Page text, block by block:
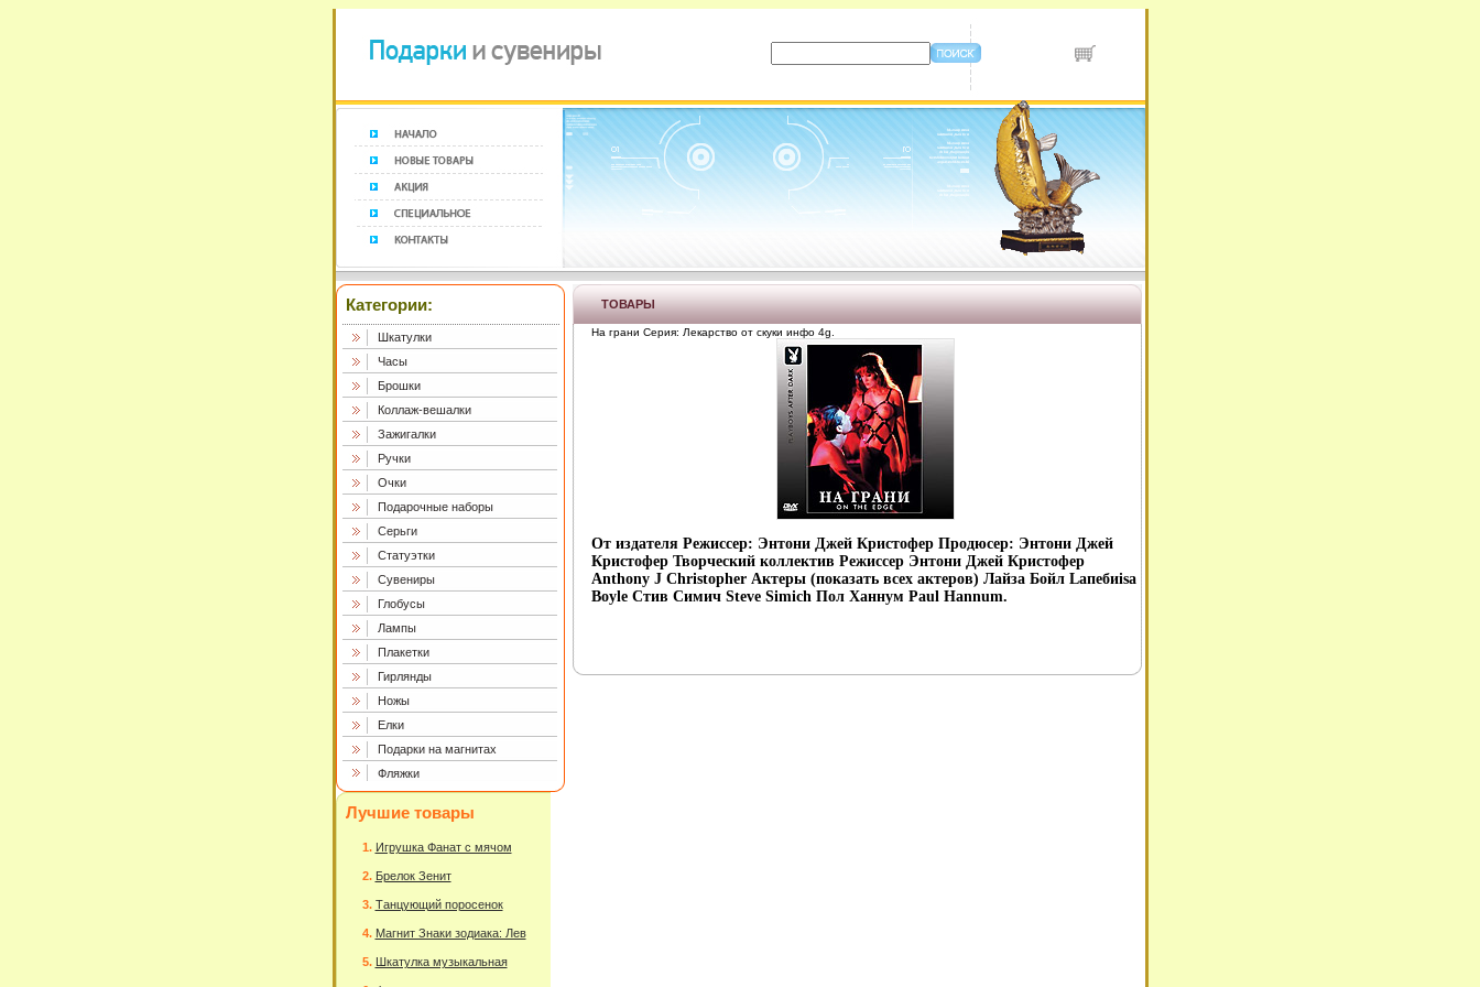
Категории:
Шкатулки
Часы
Брошки
Коллаж-вешалки
Зажигалки
Ручки
Очки
Подарочные наборы
Серьги
Статуэтки
Сувениры
Глобусы
Лампы
Плакетки
Гирлянды
Ножы
Елки
Подарки на магнитах
Фляжки
Лучшие товары
Игрушка Фанат с мячом
Брелок Зенит
Танцующий поросенок
Магнит Знаки зодиака: Лев
Шкатулка музыкальная
ТОВАРЫ
На грани Серия: Лекарство от скуки инфо 4g.
От издателя Режиссер: Энтони Джей Кристофер Продюсер: Энтони Джей
Кристофер Творческий коллектив Режиссер Энтони Джей Кристофер
Anthony J Christopher Актеры (показать всех актеров) Лайза Бойл Lапебиisa
Boyle Стив Симич Steve Simich Пол Ханнум Paul Hannum.